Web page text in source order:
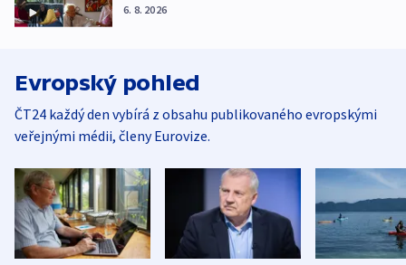
6. 8. 2026
Evropský pohled
ČT24 každý den vybírá z obsahu publikovaného evropskými
veřejnými médii, členy Eurovize.